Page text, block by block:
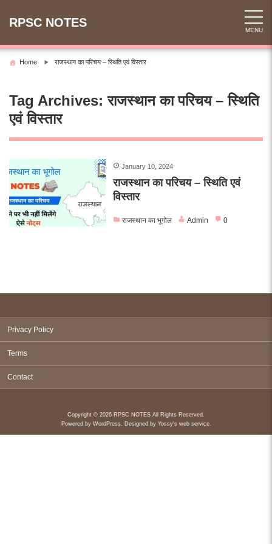
RPSC NOTES
MENU
Home राजस्थान का परिचय – स्थिति एवं विस्तार
Tag Archives:राजस्थान का परिचय – स्थिति
एवं विस्तार
January 10, 2024
राजस्थान का परिचय – स्थिति एवं
विस्तार
राजस्थान का भूगोल Admin 0
Privacy Policy
Terms
Contact
Copyright © 2026 RPSC NOTES All Rights Reserved.
Powered by WordPress. Designed by Yossy's web service.